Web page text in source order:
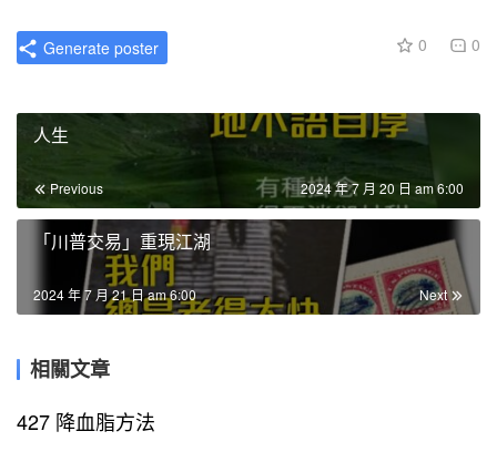
l
c
e
0 0
Generate poster
人生
Previous 2024 年 7 月 20 日 am 6:00
「川普交易」重現江湖
Next
2024 年 7 月 21 日 am 6:00
相關文章
427 降血脂方法